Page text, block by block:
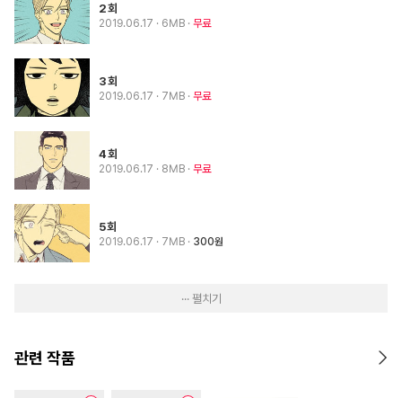
2회
2019.06.17 · 6MB 무료
3회
2019.06.17 · 7MB 무료
4회
2019.06.17 · 8MB 무료
5회
2019.06.17 · 7MB 300원
··· 펼치기
관련 작품